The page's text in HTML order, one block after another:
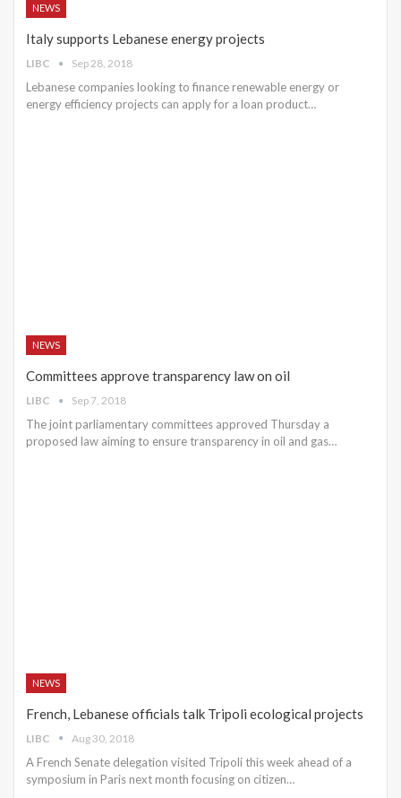
NEWS
Italy supports Lebanese energy projects
LIBC Sep 28, 2018
Lebanese companies looking to finance renewable energy or
energy efficiency projects can apply for a loan product…
NEWS
Committees approve transparency law on oil
LIBC Sep 7, 2018
The joint parliamentary committees approved Thursday a
proposed law aiming to ensure transparency in oil and gas…
NEWS
French, Lebanese officials talk Tripoli ecological projects
LIBC Aug 30, 2018
A French Senate delegation visited Tripoli this week ahead of a
symposium in Paris next month focusing on citizen…